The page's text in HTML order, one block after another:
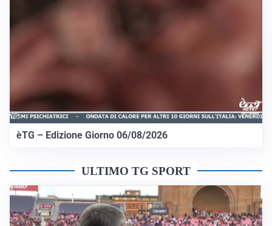
èTG – Edizione Giorno 06/08/2026
ULTIMO TG SPORT